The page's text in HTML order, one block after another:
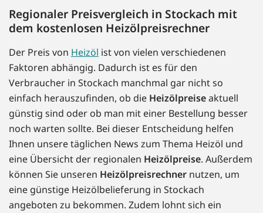
Regionaler Preisvergleich in Stockach mit
dem kostenlosen Heizölpreisrechner
Der Preis von Heizöl ist von vielen verschiedenen
Faktoren abhängig. Dadurch ist es für den
Verbraucher in Stockach manchmal gar nicht so
einfach herauszufinden, ob die Heizölpreiseaktuell
günstig sind oder ob man mit einer Bestellung besser
noch warten sollte. Bei dieser Entscheidung helfen
Ihnen unsere täglichen News zum Thema Heizöl und
eine Übersicht der regionalen Heizölpreise. Außerdem
können Sie unseren Heizölpreisrechner nutzen, um
eine günstige Heizölbelieferung in Stockach
angeboten zu bekommen. Zudem lohnt sich ein